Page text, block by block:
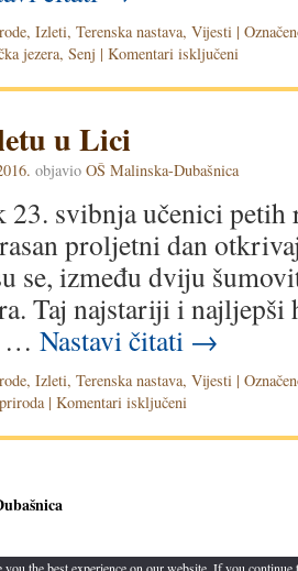
, Izleti, Terenska nastava, Vijesti |
jezera, Senj | Komentari isključeni
u Lici
objavio OŠ Malinska-Dubašnica
23. svibnja učenici petih
proljetni dan
se, između dviju
Taj najstariji i
… Nastavi čitati →
, Izleti, Terenska nastava, Vijesti |
priroda | Komentari isključeni